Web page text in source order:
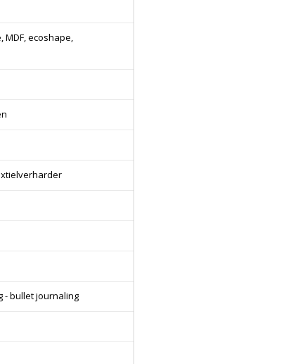
MDF, ecoshape,
- bullet journaling